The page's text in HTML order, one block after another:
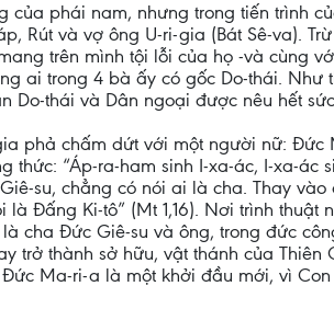
của phái nam, nhưng trong tiến trình
Rút và vợ ông U-ri-gia (Bát Sê-va).
trên mình tội lỗi của họ -và cùng
ai trong 4 bà ấy có gốc Do-thái.
Do-thái và Dân ngoại được nêu hết
phả chấm dứt với một người nữ:
thức: “Áp-ra-ham sinh I-xa-ác, I-xa-
su, chẳng có nói ai là cha. Thay
Đấng Ki-tô” (Mt 1,16). Nơi trình thuật
cha Đức Giê-su và ông, trong đức
trở thành sở hữu, vật thánh của
Đức Ma-ri-a là một khởi đầu mới, vì